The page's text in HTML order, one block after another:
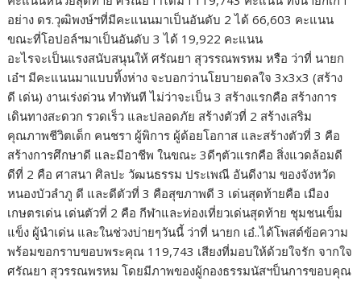
อย่าง ดร.วุฒิพงษ์ฯที่มีคะแนนมาเป็นอันดับ 2 ได้ 66,603 คะแนน
ขณะที่โอปอล์ฯมาเป็นอันดับ 3 ได้ 19,922 คะแนน
อะไรจะเป็นแรงสนับสนุนให้ ศรัณยา สุวรรณพรหม หรือ ว่าที่ นายก
เอ๋ฯ มีคะแนนมาแบบทิ้งห่าง จะบอกว่านโยบายดลใจ 3x3x3 (สร้าง
ดี เด่น) งานเร่งด่วน ทำทันที ไม่ว่าจะเป็น 3 สร้างแรกคือ สร้างการ
เดินทางสะดวก รวดเร็ว และปลอดภัย สร้างตัวที่ 2 สร้างเสริม
คุณภาพชีวิตเด็ก คนชรา ผู้พิการ ผู้ด้อยโอกาส และสร้างตัวที่ 3 คือ
สร้างการศึกษาดี และมีอาชีพ ในขณะ 3ดีๆตัวแรกคือ สิ่งแวดล้อมดี
ดีที่ 2 คือ ศาสนา ศิลปะ วัฒนธรรม ประเพณี อันดีงาม ของจังหวัด
หนองบัวลำภู ดี และดีตัวที่ 3 คือสุขภาพดี 3 เด่นสุดท้ายคือ เมือง
เกษตรเด่น เด่นตัวที่ 2 คือ กีฬาและท่องเที่ยวเด่นสุดท้าย ชุมชนเข็ม
แข็ง ผู้นำเด่น และในช่วงบ่ายๆวันนี้ ว่าที่ นายก เอ๋..ได้โพสต์ข้อความ
พร้อมขอกราบขอบพระคุณ 119,743 เสียงที่มอบให้ด้วยใจรัก จากใจ
ศรัณยา สุวรรณพรหม โดยมีภาพของผู้กองธรรมนัสฯป็นการขอบคุณ